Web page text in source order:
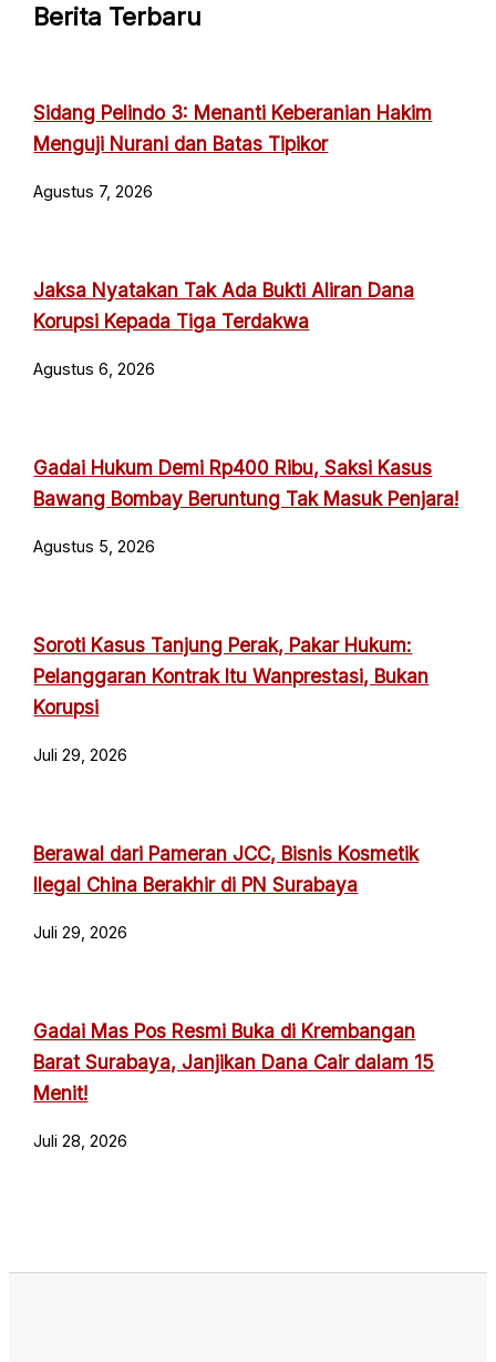
Berita Terbaru
Sidang Pelindo 3: Menanti Keberanian Hakim
Menguji Nurani dan Batas Tipikor
Agustus 7, 2026
Jaksa Nyatakan Tak Ada Bukti Aliran Dana
Korupsi Kepada Tiga Terdakwa
Agustus 6, 2026
Gadai Hukum Demi Rp400 Ribu, Saksi Kasus
Bawang Bombay Beruntung Tak Masuk Penjara!
Agustus 5, 2026
Soroti Kasus Tanjung Perak, Pakar Hukum:
Pelanggaran Kontrak Itu Wanprestasi, Bukan
Korupsi
Juli 29, 2026
Berawal dari Pameran JCC, Bisnis Kosmetik
Ilegal China Berakhir di PN Surabaya
Juli 29, 2026
Gadai Mas Pos Resmi Buka di Krembangan
Barat Surabaya, Janjikan Dana Cair dalam 15
Menit!
Juli 28, 2026